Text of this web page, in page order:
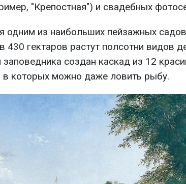
"Крепостная") и свадебных
одним из наибольших пейзажных
430 гектаров растут полсотни видов
заповедника создан каскад из 12
в которых можно даже ловить рыбу.